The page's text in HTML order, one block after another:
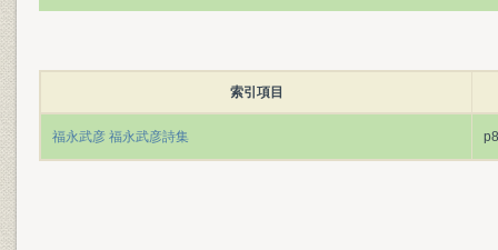
索引項目
福永武彦 福永武彦詩集